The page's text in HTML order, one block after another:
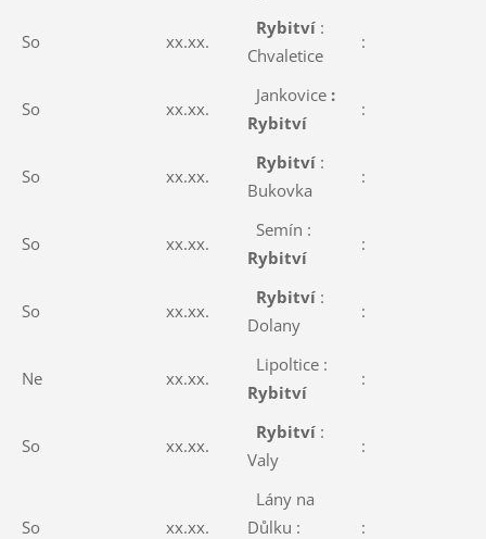
So xx.xx.
Rybitví:
Chvaletice
:
So xx.xx.
Jankovice :
Rybitví
:
So xx.xx.
Rybitví:
Bukovka
:
So xx.xx.
Semín :
Rybitví
:
So xx.xx.
Rybitví:
Dolany
:
Ne xx.xx.
Lipoltice :
Rybitví
:
So xx.xx.
Rybitví:
Valy
:
So xx.xx.
Lány na
Důlku :
: